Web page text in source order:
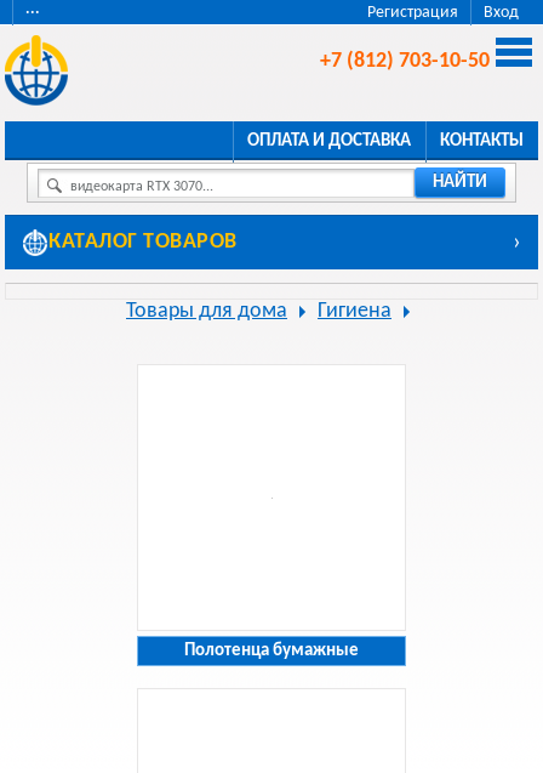
Регистрация Вход
···
+7 (812) 703-10-50
ОПЛАТА И ДОСТАВКА КОНТАКТЫ
видеокарта RTX 3070... НАЙТИ
КАТАЛОГ ТОВАРОВ ›
Товары для дома Гигиена
Полотенца бумажные